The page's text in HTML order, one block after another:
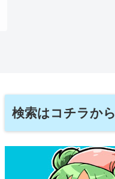
検索はコチラから